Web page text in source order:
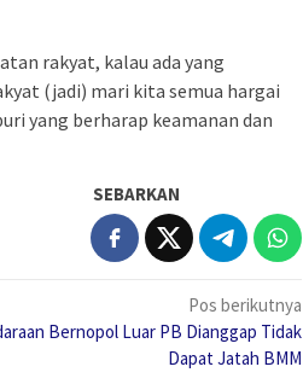
rakyat, kalau ada yang
(jadi) mari kita semua hargai
yang berharap keamanan dan
SEBARKAN
Pos berikutnya
Bernopol Luar PB Dianggap Tidak
Dapat Jatah BMM